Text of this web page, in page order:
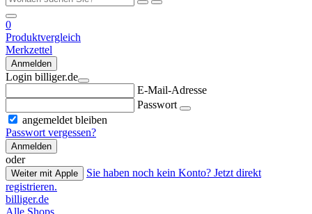
0
Produktvergleich
Merkzettel
Anmelden
Login billiger.de
E-Mail-Adresse
Passwort
angemeldet bleiben
Passwort vergessen?
Anmelden
oder
Weiter mit Apple
Sie haben noch kein Konto? Jetzt direkt
registrieren.
billiger.de